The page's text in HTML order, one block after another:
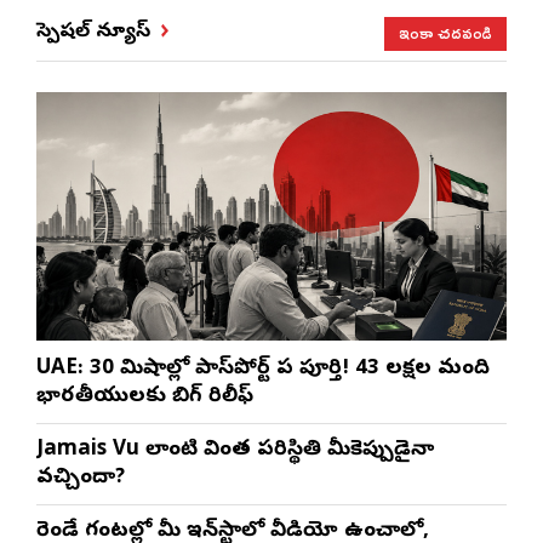
స్పెషల్ న్యూస్ ఇంకా చదవండి
UAE: 30 నిమిషాల్లో పాస్‌పోర్ట్ పని పూర్తి! 43 లక్షల మంది
భారతీయులకు బిగ్ రిలీఫ్
Jamais Vu లాంటి వింత పరిస్థితి మీకెప్పుడైనా
వచ్చిందా?
రెండే గంటల్లో మీ ఇన్‌స్టాలో వీడియో ఉంచాలో,